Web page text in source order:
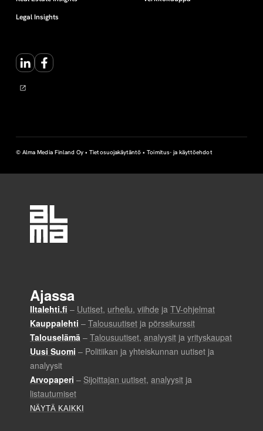
Legal Insights
LinkedInFacebook
© Alma Media Finland Oy •Tietosuojakäytäntö •Toimitus- ja käyttöehdot